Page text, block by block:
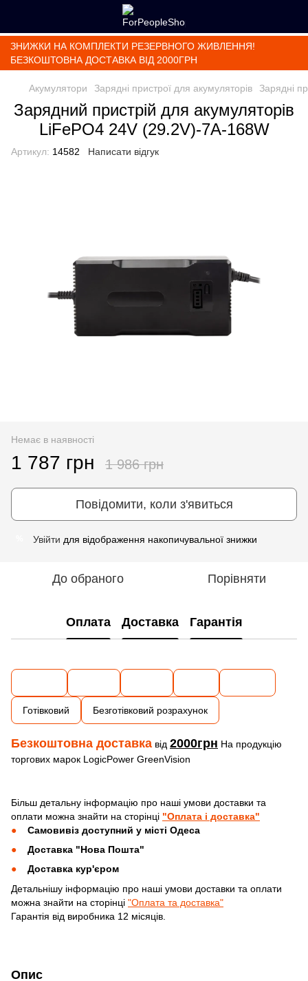
ЗНИЖКИ НА КОМПЛЕКТИ РЕЗЕРВНОГО ЖИВЛЕННЯ!
БЕЗКОШТОВНА ДОСТАВКА ВІД 2000ГРН
Акумулятори Зарядні пристрої для акумуляторів Зарядні
Зарядний пристрій для акумуляторів
LiFePO4 24V (29.2V)-7A-168W
Артикул: 14582 Написати відгук
Немає в наявності
1 787 грн 1 986 грн
Повідомити, коли з'явиться
Увійти для відображення накопичувальної знижки
До обраного Порівняти
Опис
Оплата Доставка Гарантія
Готівковий Безготівковий розрахунок
Безкоштовна доставка від 2000грн На продукцію
торгових марок LogicPower GreenVision
Більш детальну інформацію про наші умови доставки та
оплати можна знайти на сторінці "Оплата і доставка"
Самовивіз доступний у місті Одеса
Доставка "Нова Пошта"
Доставка кур'єром
Детальнішу інформацію про наші умови доставки та оплати
можна знайти на сторінці "Оплата та доставка"
Гарантія від виробника 12 місяців.